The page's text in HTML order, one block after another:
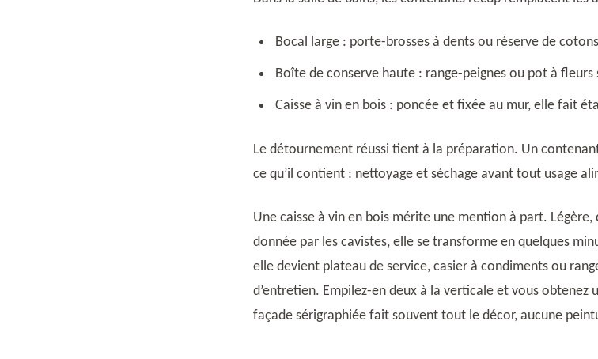
Bocal large : porte-brosses à dents ou réserve de
Boîte de conserve haute : range-peignes ou pot à fleurs
Caisse à vin en bois : poncée et fixée au mur, elle fait
Le détournement réussi tient à la préparation. Un
ce qu’il contient : nettoyage et séchage avant tout usage
Une caisse à vin en bois mérite une mention à part.
donnée par les cavistes, elle se transforme en quelques
elle devient plateau de service, casier à condiments ou
d’entretien. Empilez-en deux à la verticale et vous obtenez
façade sérigraphiée fait souvent tout le décor, aucune